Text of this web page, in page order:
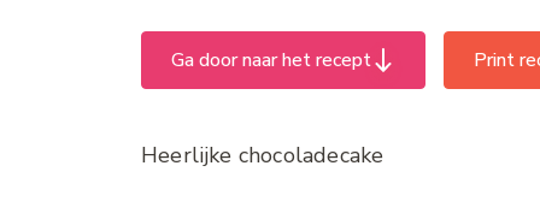
Ga door naar het recept Print
Heerlijke chocoladecake